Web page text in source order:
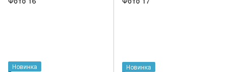
Новинка Новинка